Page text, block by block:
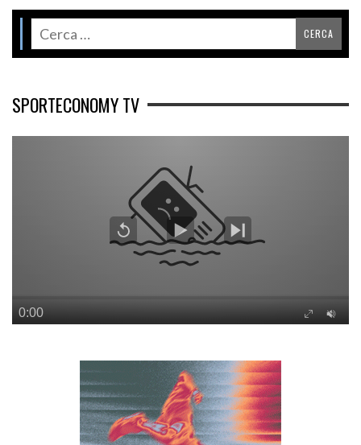
SPORTECONOMY TV